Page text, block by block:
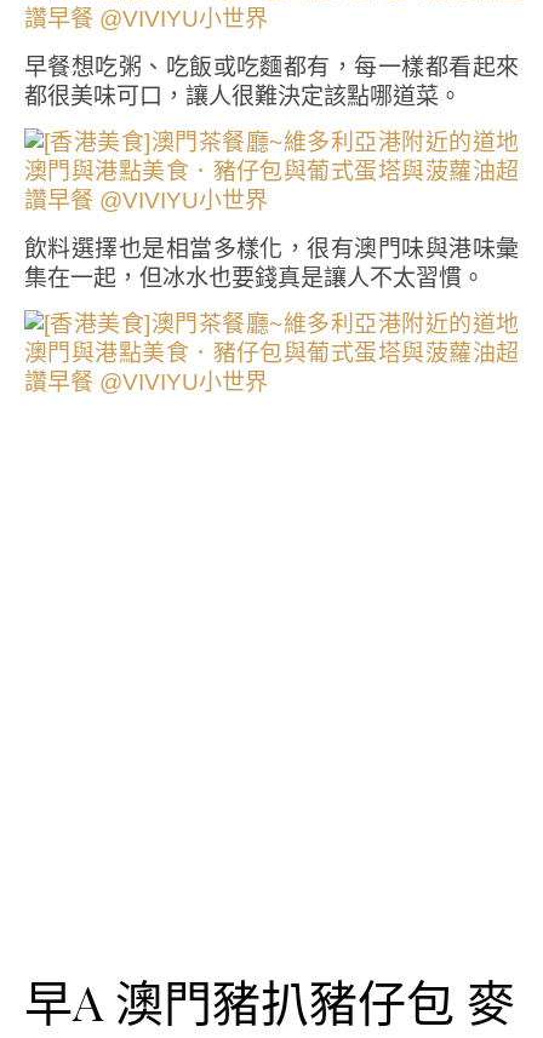
早餐想吃粥、吃飯或吃麵都有，每一樣都看起來
都很美味可口，讓人很難決定該點哪道菜。
飲料選擇也是相當多樣化，很有澳門味與港味彙
集在一起，但冰水也要錢真是讓人不太習慣。
早A 澳門豬扒豬仔包 麥